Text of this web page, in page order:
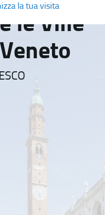
la tua visita
le Ville